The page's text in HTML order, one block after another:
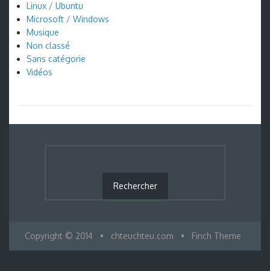
Linux / Ubuntu
Microsoft / Windows
Musique
Non classé
Sans catégorie
Vidéos
Copyright © 2014 • chteuchteu.com • Finch Theme